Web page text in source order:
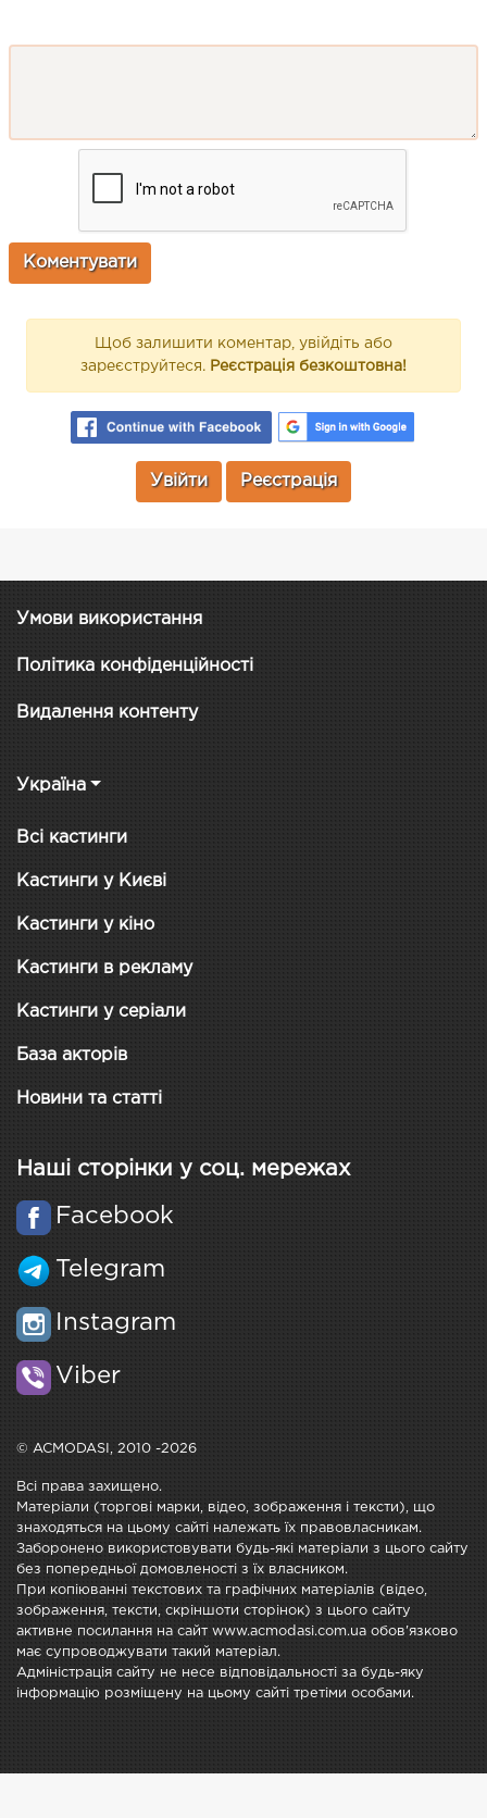
Щоб залишити коментар, увійдіть або
зареєструйтеся. Реєстрація безкоштовна!
Увійти Реєстрація
Умови використання
Політика конфіденційності
Видалення контенту
Україна
Всі кастинги
Кастинги у Києві
Кастинги у кіно
Кастинги в рекламу
Кастинги у серіали
База акторів
Новини та статті
Наші сторінки у соц. мережах
Facebook
Telegram
Instagram
Viber
© ACMODASI, 2010 -2026
Всі права захищено.
Матеріали (торгові марки, відео, зображення і тексти), що
знаходяться на цьому сайті належать їх правовласникам.
Заборонено використовувати будь-які матеріали з цього сайту
без попередньої домовленості з їх власником.
При копіюванні текстових та графічних матеріалів (відео,
зображення, тексти, скріншоти сторінок) з цього сайту
активне посилання на сайт www.acmodasi.com.ua обов'язково
має супроводжувати такий матеріал.
Адміністрація сайту не несе відповідальності за будь-яку
інформацію розміщену на цьому сайті третіми особами.